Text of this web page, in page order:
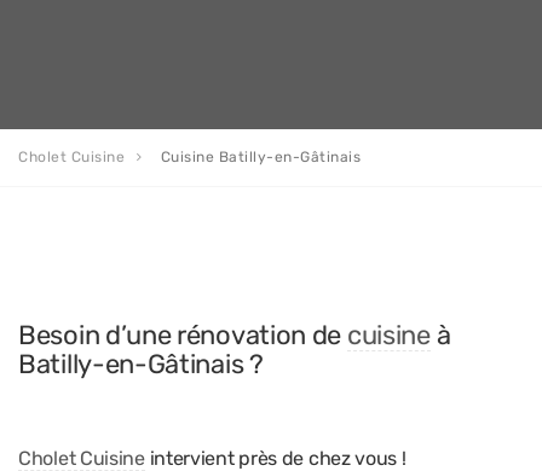
Cholet Cuisine Cuisine Batilly-en-Gâtinais
Besoin d’une rénovation de cuisineà
Batilly-en-Gâtinais ?
Cholet Cuisineintervient près de chez vous !